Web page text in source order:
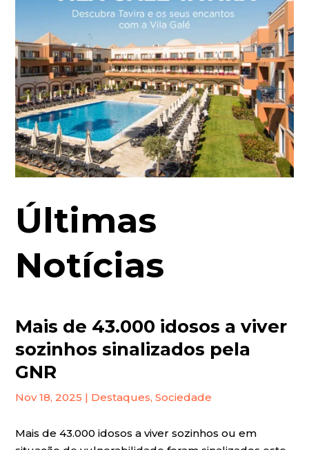
Últimas
Notícias
Mais de 43.000 idosos a viver
sozinhos sinalizados pela
GNR
Nov 18, 2025 | Destaques,Sociedade
Mais de 43.000 idosos a viver sozinhos ou em